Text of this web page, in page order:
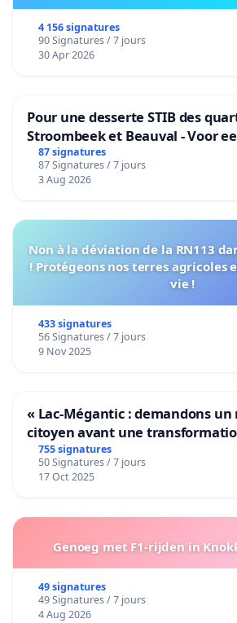
4 156 signatures
90 Signatures / 7 jours
30 Apr 2026
Pour une desserte STIB des
Stroombeek et Beauval - Voor
bediening van de wijken
Voor
87 signatures
87 Signatures / 7 jours
3 Aug 2026
Non à la déviation de la RN113
! Protégeons nos terres agricoles
vie !
433 signatures
56 Signatures / 7 jours
9 Nov 2025
« Lac-Mégantic : demandons
citoyen avant une
de notre territoire »
755 signatures
50 Signatures / 7 jours
17 Oct 2025
Genoeg met F1-rijden in
49 signatures
49 Signatures / 7 jours
4 Aug 2026